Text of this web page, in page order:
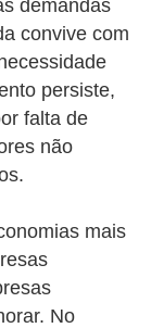
demandas
convive com
persiste,
falta de
não
mais
No